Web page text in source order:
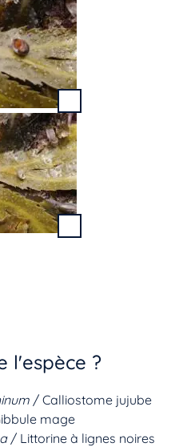
l'espèce ?
/ Calliostome jujube
mage
/ Littorine à lignes noires